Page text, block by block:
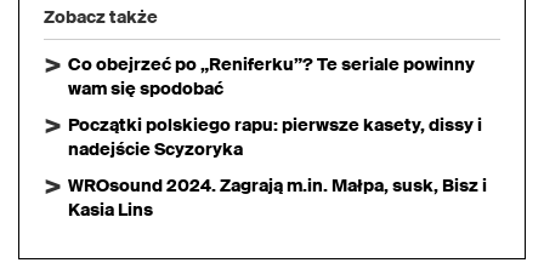
Zobacz także
Co obejrzeć po „Reniferku”? Te seriale powinny
wam się spodobać
Początki polskiego rapu: pierwsze kasety, dissy i
nadejście Scyzoryka
WROsound 2024. Zagrają m.in. Małpa, susk, Bisz i
Kasia Lins